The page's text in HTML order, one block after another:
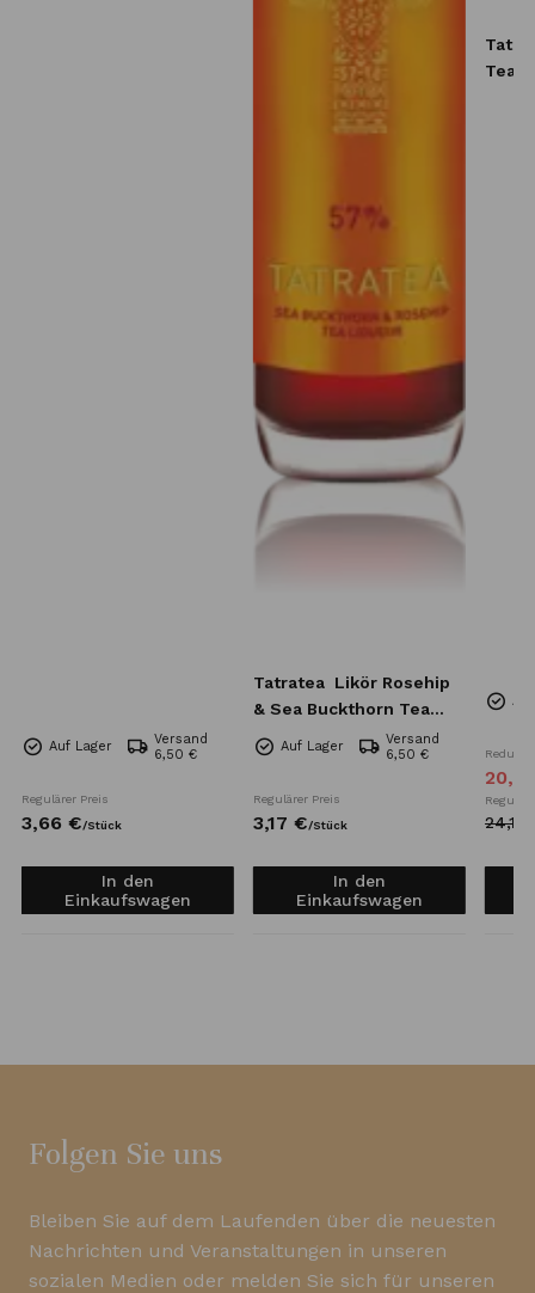
Auf Lager
Versand
6,50 €
Regulärer Preis
3,66 €/Stück
In den
Einkaufswagen
Tatratea Likör Rosehip
& Sea Buckthorn Tea
Mini 57% 0,04l
Auf Lager
Versand
6,50 €
Regulärer Preis
3,17 €/Stück
In den
Einkaufswagen
Tea
20,
24,10
Folgen Sie uns
Bleiben Sie auf dem Laufenden über die neuesten
Nachrichten und Veranstaltungen in unseren
sozialen Medien oder melden Sie sich für unseren